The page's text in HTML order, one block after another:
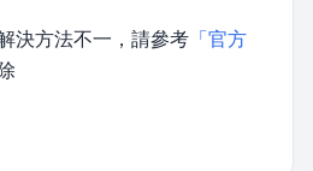
決方法不一，請參考 「官方